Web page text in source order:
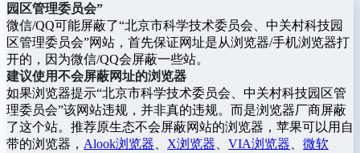
园区管理委员会”
微信/QQ可能屏蔽了“北京市科学技术委员会、中关村科技园
区管理委员会”网站，首先保证网址是从浏览器/手机浏览器打
开的，因为微信/QQ会屏蔽一些站。
建议使用不会屏蔽网址的浏览器
如果浏览器提示“北京市科学技术委员会、中关村科技园区管
理委员会”该网站违规，并非真的违规。而是浏览器厂商屏蔽
了这个站。推荐原生态不会屏蔽网站的浏览器，苹果可以用自
带的浏览器， Alook浏览器 X浏览器 VIA浏览器
微软